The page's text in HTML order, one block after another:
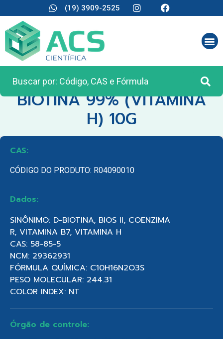
(19) 3909-2525
CATEGORIA:REAGENTES ANALÍTICOS
BIOTINA 99% (VITAMINA
H) 10G
CAS:
CÓDIGO DO PRODUTO: R04090010
Dados:
SINÔNIMO: D-BIOTINA, BIOS II, COENZIMA
R, VITAMINA B7, VITAMINA H
CAS: 58-85-5
NCM: 29362931
FÓRMULA QUÍMICA: C10H16N2O3S
PESO MOLECULAR: 244.31
COLOR INDEX: NT
Órgão de controle: